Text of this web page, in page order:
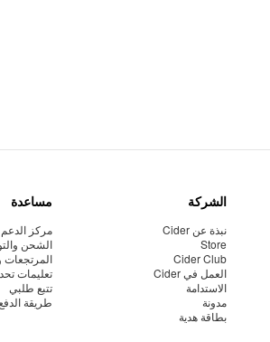
الشركة
نبذة عن Cider
Store
Cider Club
العمل في Cider
الاستدامة
مدونة
بطاقة هدية
مساعدة
مركز الدعم
الشحن
المرتجعات
تعليمات
تتبع طلبي
طريقة الدفع